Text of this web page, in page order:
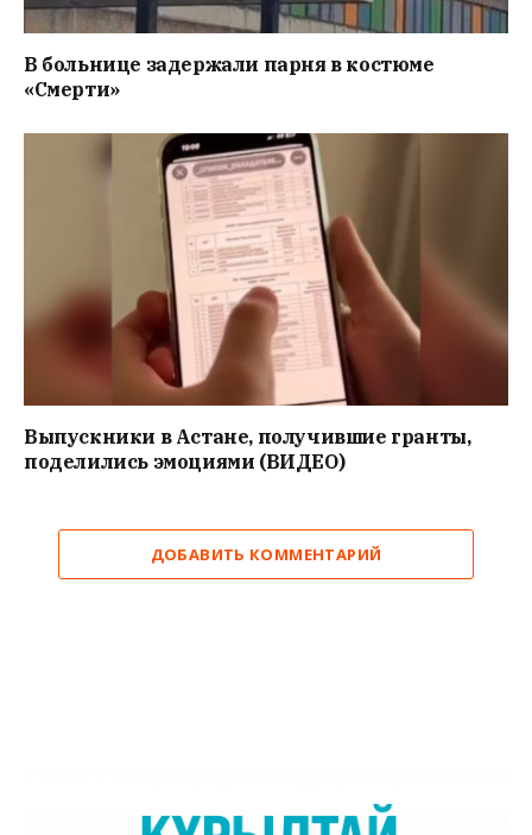
В больнице задержали парня в костюме
«Смерти»
Выпускники в Астане, получившие гранты,
поделились эмоциями (ВИДЕО)
ДОБАВИТЬ КОММЕНТАРИЙ